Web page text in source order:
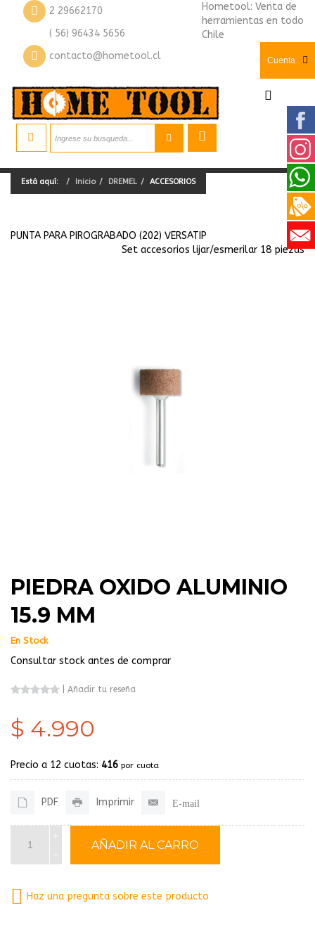
2 29662170
( 56) 96434 5656
contacto@hometool.cl
Hometool: Venta de
herramientas en todo
Chile
Cuenta
Está aquí: Inicio DREMEL ACCESORIOS
PUNTA PARA PIROGRABADO (202) VERSATIP
Set accesorios lijar/esmerilar 18 piezas
PIEDRA OXIDO ALUMINIO
15.9 MM
En Stock
Consultar stock antes de comprar
Añadir tu reseña
$ 4.990
Precio a 12 cuotas: 416 por cuota
PDF Imprimir E-mail
Haz una pregunta sobre este producto